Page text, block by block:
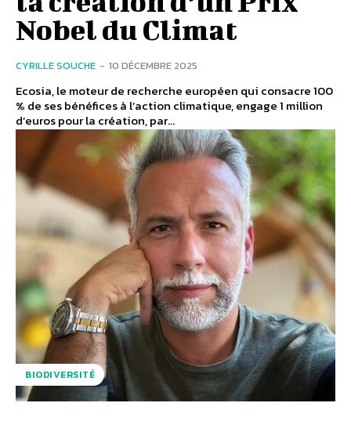
Nobel du Climat
CYRILLE SOUCHE - 10 DÉCEMBRE 2025
Ecosia, le moteur de recherche européen qui consacre 100
% de ses bénéfices à l’action climatique, engage 1 million
d’euros pour la création, par...
BIODIVERSITÉ